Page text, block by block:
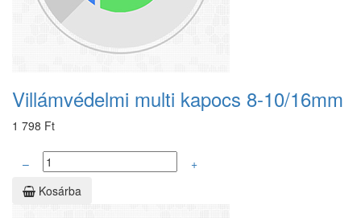
Villámvédelmi multi kapocs 8-10/16mm
1 798 Ft
–
+
Kosárba